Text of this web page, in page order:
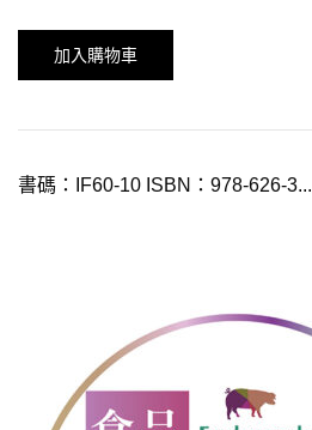
加入購物車
書碼：IF60-10 ISBN：978-626-3...